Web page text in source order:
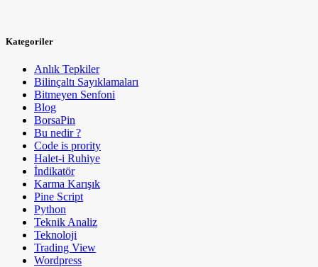
Kategoriler
Anlık Tepkiler
Bilinçaltı Sayıklamaları
Bitmeyen Senfoni
Blog
BorsaPin
Bu nedir ?
Code is prority
Halet-i Ruhiye
İndikatör
Karma Karışık
Pine Script
Python
Teknik Analiz
Teknoloji
Trading View
Wordpress